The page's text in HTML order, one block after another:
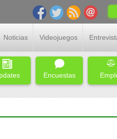
Noticias Videojuegos
Encuestas